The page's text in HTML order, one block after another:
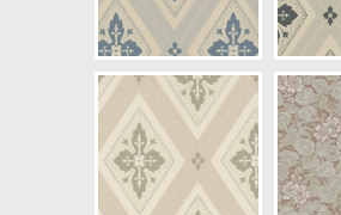
Färg: Beige, Guld
Mönster: Blommig, Växter
Struktur: Limtryck
Cirkapris: 1145,00 kr
(Kontakta din
exakt pris.)